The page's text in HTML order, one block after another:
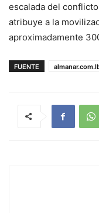
escalada del
atribuye a la
aproximadamente
FUENTE